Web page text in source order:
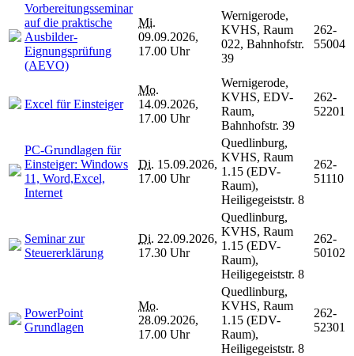
Vorbereitungsseminar
auf die praktische
Ausbilder-
Eignungsprüfung
(AEVO)
Mi.
09.09.2026,
17.00 Uhr
Wernigerode,
KVHS, Raum
022, Bahnhofstr.
39
262-
55004
Excel für Einsteiger
Mo.
14.09.2026,
17.00 Uhr
Wernigerode,
KVHS, EDV-
Raum,
Bahnhofstr. 39
262-
52201
PC-Grundlagen für
Einsteiger: Windows
11, Word,Excel,
Internet
Di. 15.09.2026,
17.00 Uhr
Quedlinburg,
KVHS, Raum
1.15 (EDV-
Raum),
Heiligegeiststr. 8
262-
51110
Seminar zur
Steuererklärung
Di. 22.09.2026,
17.30 Uhr
Quedlinburg,
KVHS, Raum
1.15 (EDV-
Raum),
Heiligegeiststr. 8
262-
50102
PowerPoint
Grundlagen
Mo.
28.09.2026,
17.00 Uhr
Quedlinburg,
KVHS, Raum
1.15 (EDV-
Raum),
Heiligegeiststr. 8
262-
52301